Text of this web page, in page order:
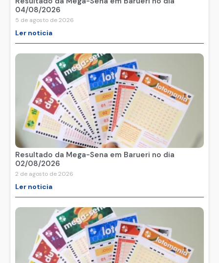
04/08/2026
5 de agosto de 2026
Ler noticia
Resultado da Mega-Sena em Barueri no dia
02/08/2026
2 de agosto de 2026
Ler noticia